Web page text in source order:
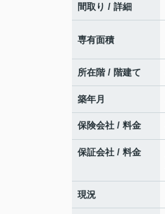
間取り / 詳細
専有面積
所在階 / 階建て
築年月
保険会社 / 料金
保証会社 / 料金
現況